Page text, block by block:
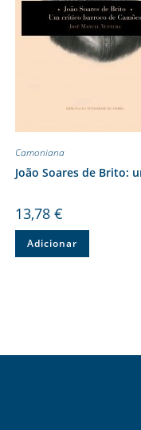
Camoniana
João Soares de Brito:
13,78 €
Adicionar